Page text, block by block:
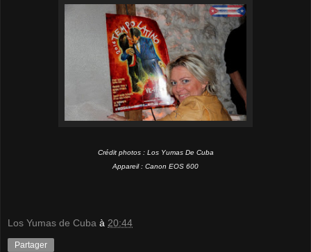
Crédit photos : Los Yumas De Cuba
Appareil : Canon EOS 600
Los Yumas de Cuba à 20:44
Partager